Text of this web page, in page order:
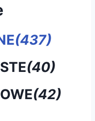
(437)
(40)
(42)